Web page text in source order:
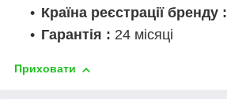
Країна реєстрації бренду :
Гарантія : 24 місяці
Приховати